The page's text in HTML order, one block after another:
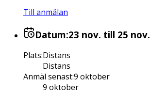
Till anmälan
Datum:23 nov. till 25 nov.
Plats:Distans
Distans
Anmäl senast:9 oktober
9 oktober